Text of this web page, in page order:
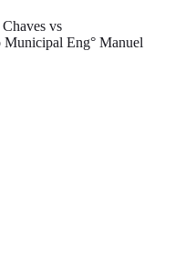
vs
Municipal Eng° Manuel